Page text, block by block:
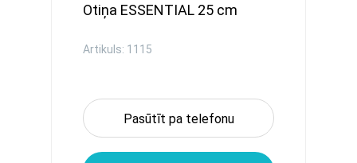
Otiņa ESSENTIAL 25 cm
Artikuls: 1115
Pasūtīt pa telefonu